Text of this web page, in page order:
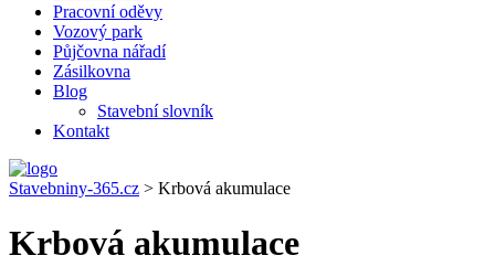
Pracovní oděvy
Vozový park
Půjčovna nářadí
Zásilkovna
Blog
Stavební slovník
Kontakt
Stavebniny-365.cz > Krbová akumulace
Krbová akumulace